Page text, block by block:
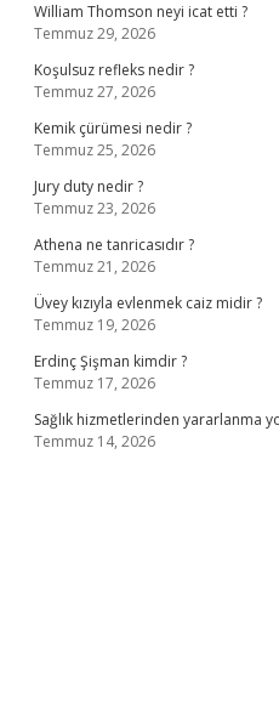
William Thomson neyi icat etti ?
Temmuz 29, 2026
Koşulsuz refleks nedir ?
Temmuz 27, 2026
Kemik çürümesi nedir ?
Temmuz 25, 2026
Jury duty nedir ?
Temmuz 23, 2026
Athena ne tanricasıdır ?
Temmuz 21, 2026
Üvey kızıyla evlenmek caiz midir ?
Temmuz 19, 2026
Erdinç Şişman kimdir ?
Temmuz 17, 2026
Sağlık hizmetlerinden yararlanma
Temmuz 14, 2026